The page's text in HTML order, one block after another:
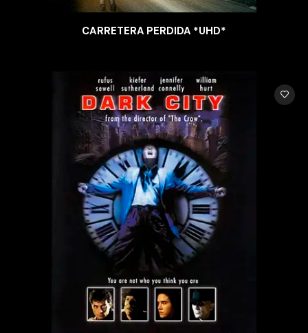
CARRETERA PERDIDA *UHD*